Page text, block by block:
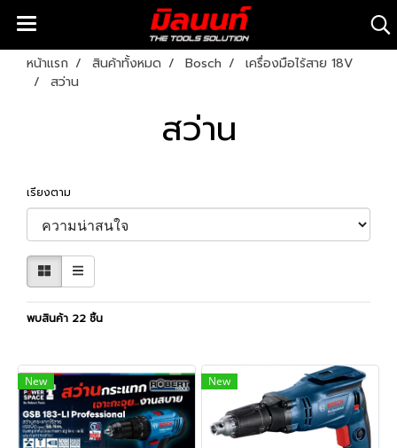
หน้าแรก สินค้าทั้งหมด Bosch
เครื่องมือไร้สาย 18V
สว่าน
สว่าน
เรียงตาม
พบสินค้า 22 ชิ้น
New New